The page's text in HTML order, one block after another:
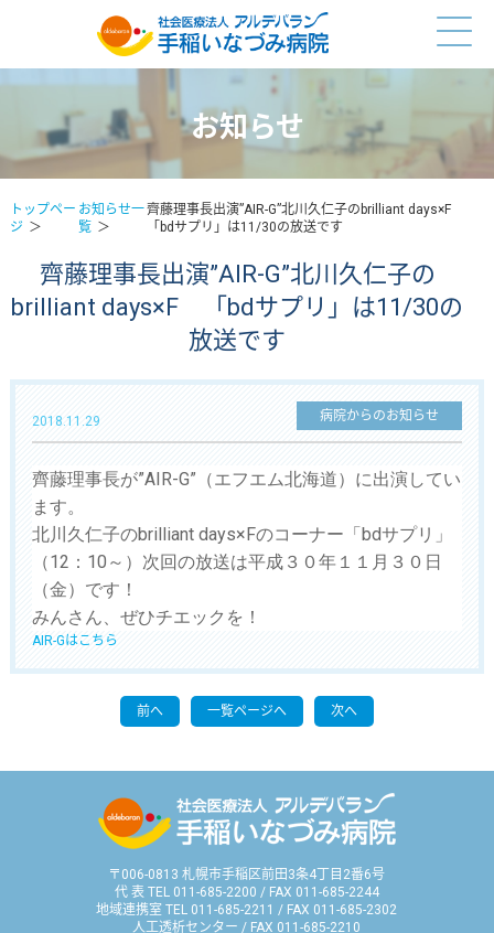
お知らせ
トップペー
ジ
お知らせ一
覧
齊藤理事長出演”AIR-G”北川久仁子のbrilliant days×F
「bdサプリ」は11/30の放送です
齊藤理事長出演”AIR-G”北川久仁子の
brilliant days×F 「bdサプリ」は11/30の
放送です
2018.11.29 病院からのお知らせ
齊藤理事長が”AIR-G”（エフエム北海道） に出演してい
ます。
北川久仁子のbrilliant days×Fのコーナー 「bdサプリ」
（12：10～）次回の放送は平成３０年１１月３０日
（金）です！
みんさん、ぜひチエックを！
AIR-Gはこちら
前へ 一覧ページへ 次へ
〒006-0813 札幌市手稲区前田3条4丁目2番6号
代 表 TEL 011-685-2200 / FAX 011-685-2244
地域連携室 TEL 011-685-2211 / FAX 011-685-2302
人工透析センター / FAX 011-685-2210